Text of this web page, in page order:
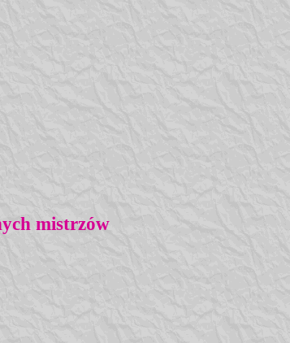
mistrzów